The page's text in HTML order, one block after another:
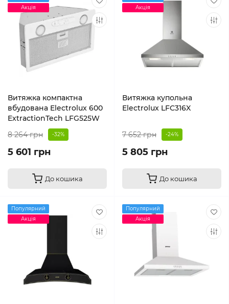
Акція
Витяжка компактна
вбудована Electrolux 600
ExtractionTech LFG525W
8 264 грн
-32%
5 601 грн
До кошика
Акція
Витяжка купольна
Electrolux LFC316X
7 652 грн -24%
5 805 грн
До кошика
Популярний
Акція
Популярний
Акція